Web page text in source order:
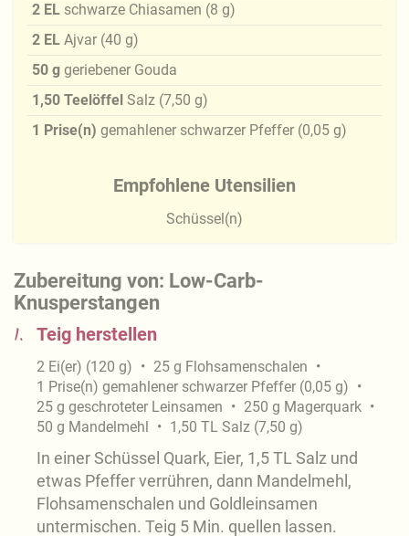
Zubereitung von: Low-Carb-
Knusperstangen
1. Teig herstellen
2 Ei(er) (120 g) 25 g Flohsamenschalen
1 Prise(n) gemahlener schwarzer Pfeffer (0,05 g)
25 g geschroteter Leinsamen 250 g Magerquark
50 g Mandelmehl 1,50 TL Salz (7,50 g)
In einer Schüssel Quark, Eier, 1,5 TL Salz und
etwas Pfeffer verrühren, dann Mandelmehl,
Flohsamenschalen und Goldleinsamen
untermischen. Teig 5 Min. quellen lassen.
2 EL schwarze Chiasamen (8 g)
2 EL Ajvar (40 g)
50 g geriebener Gouda
1,50 Teelöffel Salz (7,50 g)
1 Prise(n) gemahlener schwarzer Pfeffer (0,05 g)
Empfohlene Utensilien
Schüssel(n)